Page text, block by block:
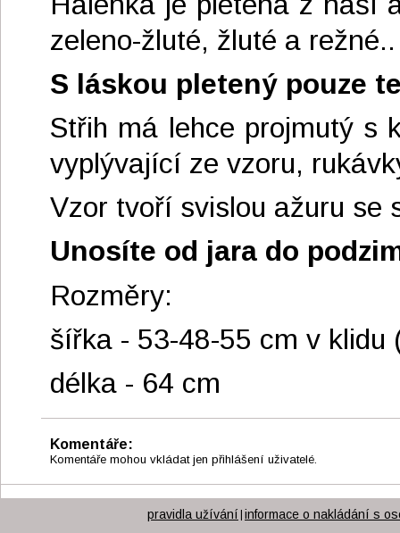
zeleno-žluté, žluté a režné..
S láskou pletený pouze
Střih má lehce projmutý s
vyplývající ze vzoru,
Vzor tvoří svislou ažuru se
Unosíte od jara do
Rozměry:
šířka - 53-48-55 cm v klidu
délka - 64 cm
Komentáře:
Komentáře mohou vkládat jen přihlášení uživatelé.
pravidla užívání | informace o nakládání s